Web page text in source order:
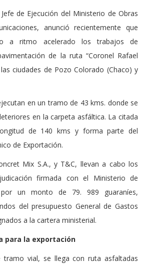
Jefe de Ejecución del Ministerio de Obras
anunció recientemente que
a ritmo acelerado los trabajos de
de la ruta “Coronel Rafael
ciudades de Pozo Colorado (Chaco) y
en un tramo de 43 kms. donde se
en la carpeta asfáltica. La citada
de 140 kms y forma parte del
de Exportación.
Mix S.A., y T&C, llevan a cabo los
firmada con el Ministerio de
por un monto de 79. 989 guaraníes,
del presupuesto General de Gastos
a la cartera ministerial.
para la exportación
tramo vial, se llega con ruta asfaltadas